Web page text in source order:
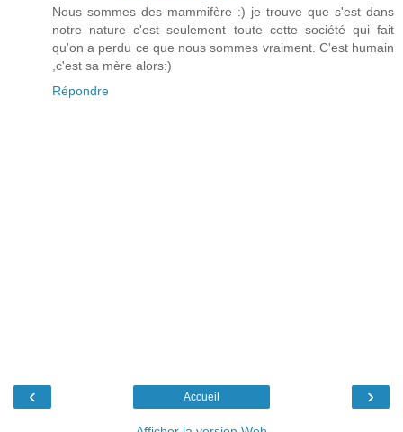
Nous sommes des mammifère :) je trouve que s'est dans
notre nature c'est seulement toute cette société qui fait
qu'on a perdu ce que nous sommes vraiment. C'est humain
,c'est sa mère alors:)
Répondre
‹ ›
Accueil